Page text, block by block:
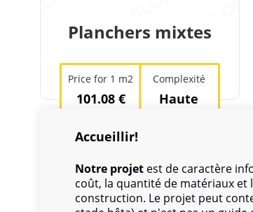
Planchers mixtes
Price for 1 m2
101.08 €
Complexité
Haute
Accueillir!
Notre projet est de caractère
coût, la quantité de matériaux
construction. Le projet peut